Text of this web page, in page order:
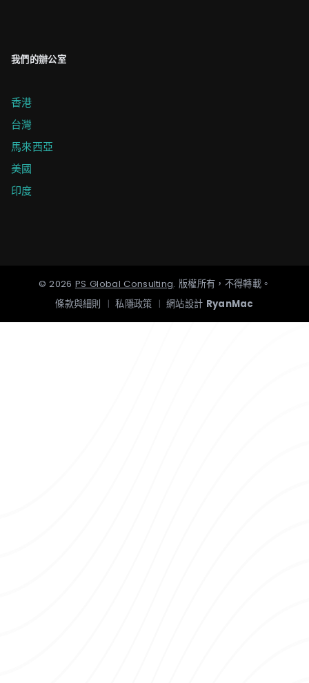
我們的辦公室
香港
台灣
馬來西亞
美國
印度
©2026 PS Global Consulting.版權所有，不得轉載。
條款與細則
| 私隱政策 | 網站設計 RyanMac